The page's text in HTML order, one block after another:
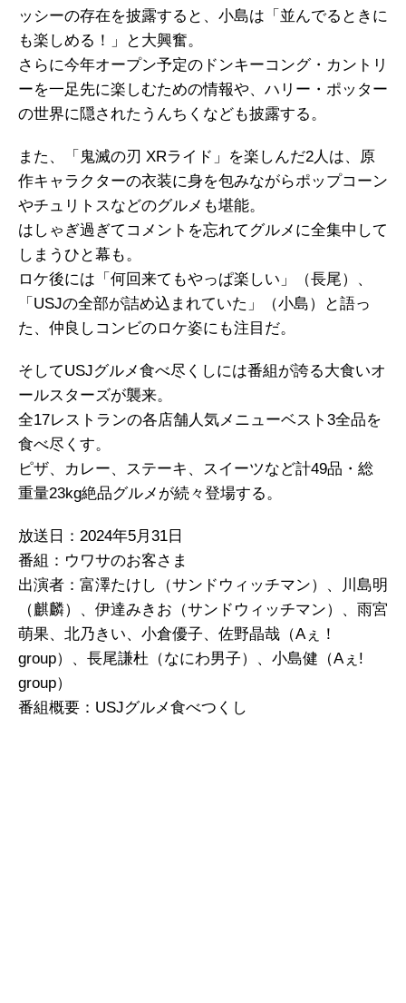
ッシーの存在を披露すると、小島は「並んでるときに
も楽しめる！」と大興奮。
さらに今年オープン予定のドンキーコング・カントリ
ーを一足先に楽しむための情報や、ハリー・ポッター
の世界に隠されたうんちくなども披露する。
また、「鬼滅の刃 XRライド」を楽しんだ2人は、原
作キャラクターの衣装に身を包みながらポップコーン
やチュリトスなどのグルメも堪能。
はしゃぎ過ぎてコメントを忘れてグルメに全集中して
しまうひと幕も。
ロケ後には「何回来てもやっぱ楽しい」（長尾）、
「USJの全部が詰め込まれていた」（小島）と語っ
た、仲良しコンビのロケ姿にも注目だ。
そしてUSJグルメ食べ尽くしには番組が誇る大食いオ
ールスターズが襲来。
全17レストランの各店舗人気メニューベスト3全品を
食べ尽くす。
ピザ、カレー、ステーキ、スイーツなど計49品・総
重量23kg絶品グルメが続々登場する。
放送日：2024年5月31日
番組：ウワサのお客さま
出演者：富澤たけし（サンドウィッチマン）、川島明
（麒麟）、伊達みきお（サンドウィッチマン）、雨宮
萌果、北乃きい、小倉優子、佐野晶哉（Aぇ！
group）、長尾謙杜（なにわ男子）、小島健（Aぇ!
group）
番組概要：USJグルメ食べつくし